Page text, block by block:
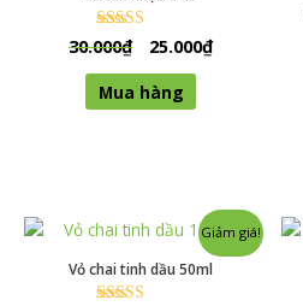
Được xếp
hạng
0
5 sao
30.000₫ 25.000₫
Mua hàng
Giảm giá!
Vỏ chai tinh dầu 50ml